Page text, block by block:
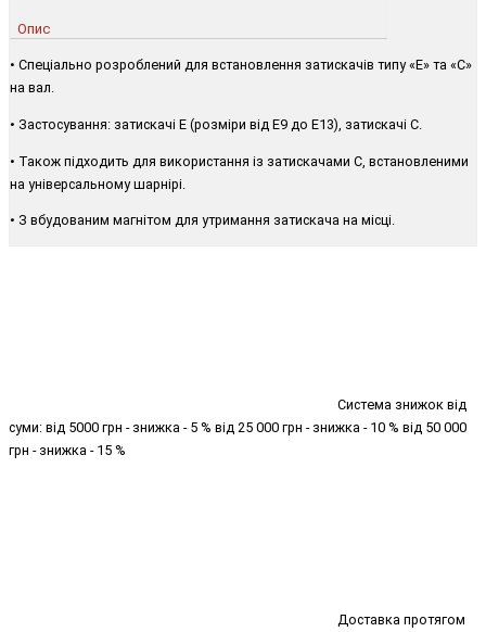
Опис
• Спеціально розроблений для встановлення затискачів типу «E» та «C»
на вал.
• Застосування: затискачі E (розміри від E9 до E13), затискачі C.
• Також підходить для використання із затискачами C, встановленими
на універсальному шарнірі.
• З вбудованим магнітом для утримання затискача на місці.
Система знижок від
суми: від 5000 грн - знижка - 5 % від 25 000 грн - знижка - 10 % від 50 000
грн - знижка - 15 %
Доставка протягом